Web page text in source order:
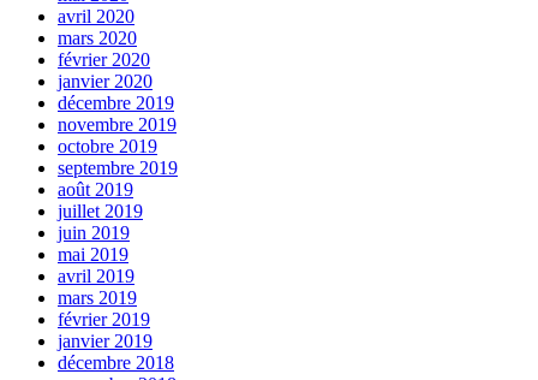
avril 2020
mars 2020
février 2020
janvier 2020
décembre 2019
novembre 2019
octobre 2019
septembre 2019
août 2019
juillet 2019
juin 2019
mai 2019
avril 2019
mars 2019
février 2019
janvier 2019
décembre 2018